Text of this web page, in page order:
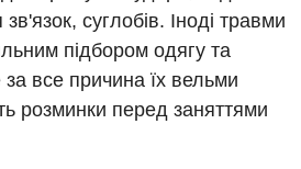
суглобів. Іноді травми
підбором одягу та
за все причина їх вельми
розминки перед заняттями